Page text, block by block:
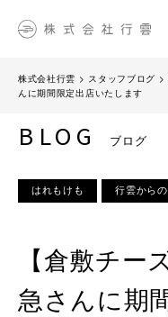
株式会社行雲 > スタッフブログ >
んに期間限定出店いたします
BLOG ブログ
はれもけも 行雲から
【倉敷チー
急さんに期